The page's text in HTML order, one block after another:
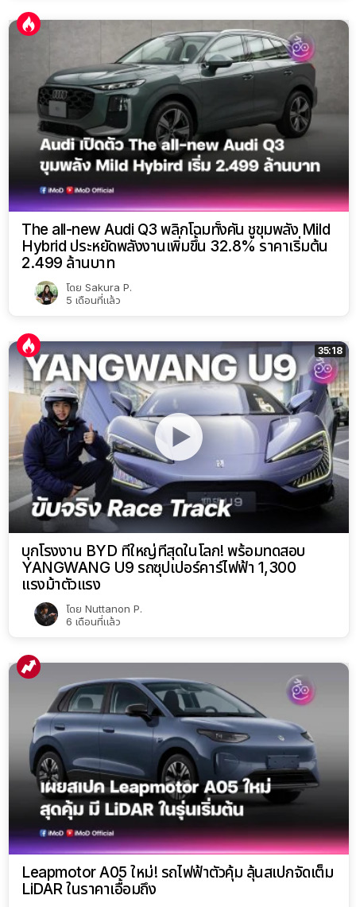
The all-new Audi Q3 พลิกโฉมทั้งคัน ชูขุมพลัง Mild
Hybrid ประหยัดพลังงานเพิ่มขึ้น 32.8% ราคาเริ่มต้น
2.499 ล้านบาท
โดย Sakura P.
5 เดือนที่แล้ว
35:18
บุกโรงงาน BYD ที่ใหญ่ที่สุดในโลก! พร้อมทดสอบ
YANGWANG U9 รถซุปเปอร์คาร์ไฟฟ้า 1,300
แรงม้าตัวแรง
โดย Nuttanon P.
6 เดือนที่แล้ว
Leapmotor A05 ใหม่! รถไฟฟ้าตัวคุ้ม ลุ้นสเปกจัดเต็ม
LiDAR ในราคาเอื้อมถึง